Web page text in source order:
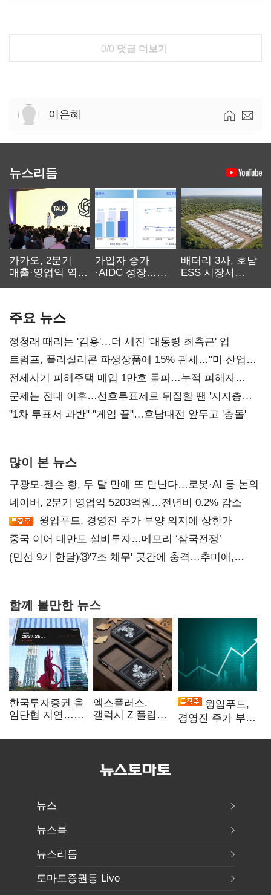
0/0 댓글 더보기
이은혜
뉴스리듬
카카오, 2분기
매출·영업익 역대
가입자 증가
·AIDC 성장…
배터리 3사, 호남
ESS 시장서
주요 뉴스
정청래 때리는 '김용'…더 세진 '대통령 최측근' 입
트럼프, 폴리실리콘 파생상품에 15% 관세…"미 산업
재건"
전세사기 피해주택 매입 1만호 돌파…누적 피해자
4만278명
문제는 전대 이후…선호투표제로 뒤집힐 땐 '지지층
불복'
"1차 투표서 과반" "게임 끝"…호남대전 앞두고 '충돌'
많이 본 뉴스
구광모-젠슨 황, 두 달 만에 또 만난다…로봇·AI 등 논의
네이버, 2분기 영업익 5203억원…전년비 0.2% 감소
윙입푸드, 경영진 주가 부양 의지에 상한가
중국 이어 대만도 설비투자…메모리 ‘삼국전쟁’
(민선 9기 한달)③'7조 채무' 곳간에 충격…추미애,
함께 볼만한 뉴스
한국투자증권 올
임단협 지연…
엑스플러스,
갤럭시 Z 플립8·
액세서리 출시
윙입푸드,
경영진 주가 부양
뉴스
뉴스북
뉴스리듬
토마토증권통 Live